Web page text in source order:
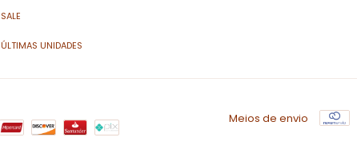
SALE
ÚLTIMAS UNIDADES
Meios de envio